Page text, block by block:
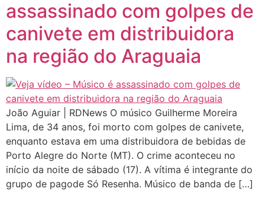
assassinado com golpes de
canivete em distribuidora
na região do Araguaia
João Aguiar | RDNews O músico Guilherme Moreira
Lima, de 34 anos, foi morto com golpes de canivete,
enquanto estava em uma distribuidora de bebidas de
Porto Alegre do Norte (MT). O crime aconteceu no
início da noite de sábado (17). A vítima é integrante do
grupo de pagode Só Resenha. Músico de banda de […]